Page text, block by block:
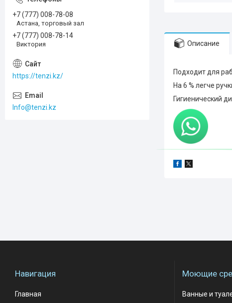
Описание
Подходит для
На 6 % легче
Гигиенический
+7 (777) 008-78-08
Астана, торговый зал
+7 (777) 008-78-14
Виктория
https://tenzi.kz/
Info@tenzi.kz
Навигация
Главная
Моющие
Ванные и